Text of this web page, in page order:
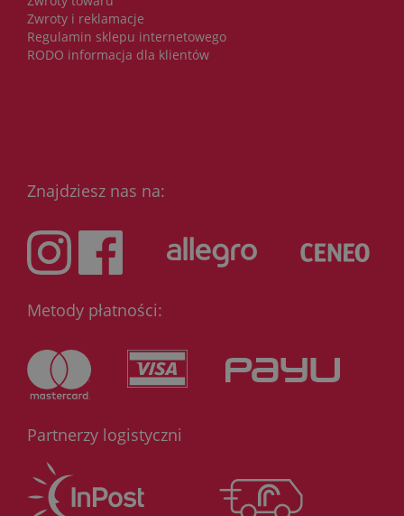
Zwroty i reklamacje
Regulamin sklepu internetowego
RODO informacja dla klientów
Znajdziesz nas na:
Metody płatności:
Partnerzy logistyczni